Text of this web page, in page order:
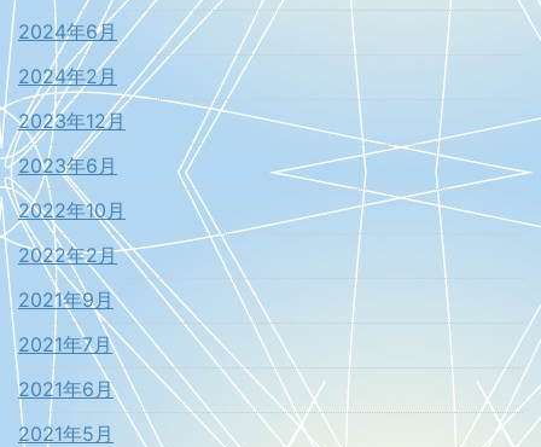
2024年6月
2024年2月
2023年12月
2023年6月
2022年10月
2022年2月
2021年9月
2021年7月
2021年6月
2021年5月